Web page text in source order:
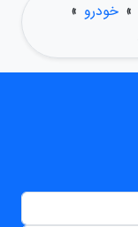
» خودرو »